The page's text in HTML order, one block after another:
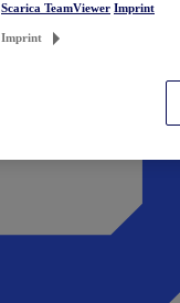
Scarica TeamViewer Imprint
Imprint